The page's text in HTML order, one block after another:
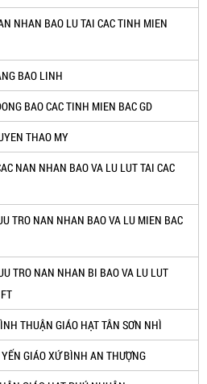
NHAN BAO LU TAI CAC TINH MIEN
BAO LINH
BAO CAC TINH MIEN BAC GD
THAO MY
NAN NHAN BAO VA LU LUT TAI CAC
TRO NAN NHAN BAO VA LU MIEN BAC
TRO NAN NHAN BI BAO VA LU LUT
THUẬN GIÁO HẠT TÂN SƠN NHÌ
GIÁO XỨ BÌNH AN THƯỢNG